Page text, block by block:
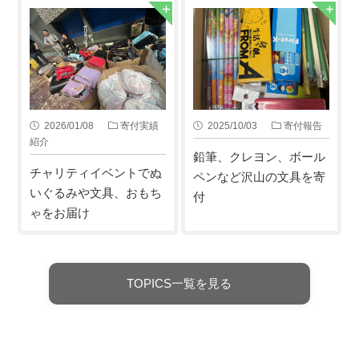
2026/01/08
寄付実績
紹介
チャリティイベントでぬ
いぐるみや文具、おもち
ゃをお届け
2025/10/03 寄付報告
鉛筆、クレヨン、ボール
ペンなど沢山の文具を寄
付
TOPICS一覧を見る